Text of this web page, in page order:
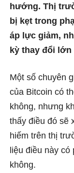
hướng. Thị
bị kẹt trong
áp lực giảm,
kỳ thay đổi lớn
Một số chuyên
của Bitcoin có
không, nhưng
thấy điều đó sẽ
hiếm trên thị
liệu điều này
không.